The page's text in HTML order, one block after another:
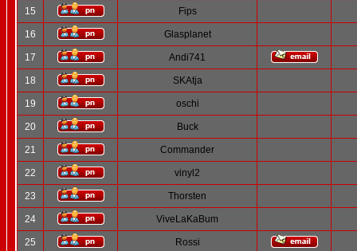
15 Fips
16 Glasplanet
17 Andi741
18 SKAtja
19 oschi
20 Buck
21 Commander
22 vinyl2
23 Thorsten
24 ViveLaKaBum
25 Rossi